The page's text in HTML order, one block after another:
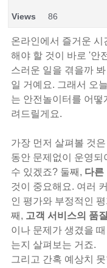
Views 86
온라인에서 즐거운 시
해야 할 것이 바로 '안
스러운 일을 겪을까
일 거예요. 그래서 오
는 안전놀이터를 어
려드릴게요.
가장 먼저 살펴볼 것은
동안 문제없이 운영
수 있겠죠? 둘째, 다른
것이 중요해요. 여러
인 평가와 부정적인
째, 고객 서비스의 품질
이나 문제가 생겼을
는지 살펴보는 거죠.
그리고 간혹 예상치